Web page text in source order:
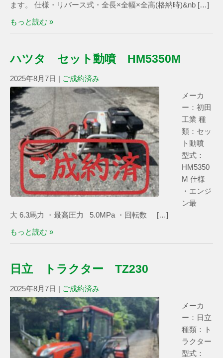
ます。 仕様・リバース式・全長×全幅×全高(格納時)&nb […]
もっと読む »
ハツタ セット動噴 HM5350M
2025年8月7日 | ご成約済み
メーカ
ー：初田
工業 種
類：セッ
ト動噴
型式：
HM5350
M 仕様
・エンジ
ン最
大 6.3馬力 ・最高圧力 5.0MPa ・回転数 […]
もっと読む »
日立 トラクター TZ230
2025年8月7日 | ご成約済み
メーカ
ー：日立
種類：ト
ラクター
型式：